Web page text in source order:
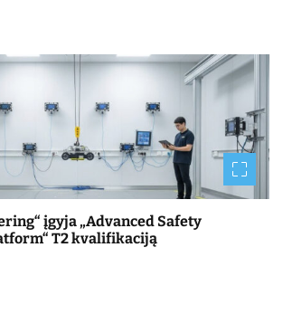
įgyja „Advanced Safety
T2 kvalifikaciją